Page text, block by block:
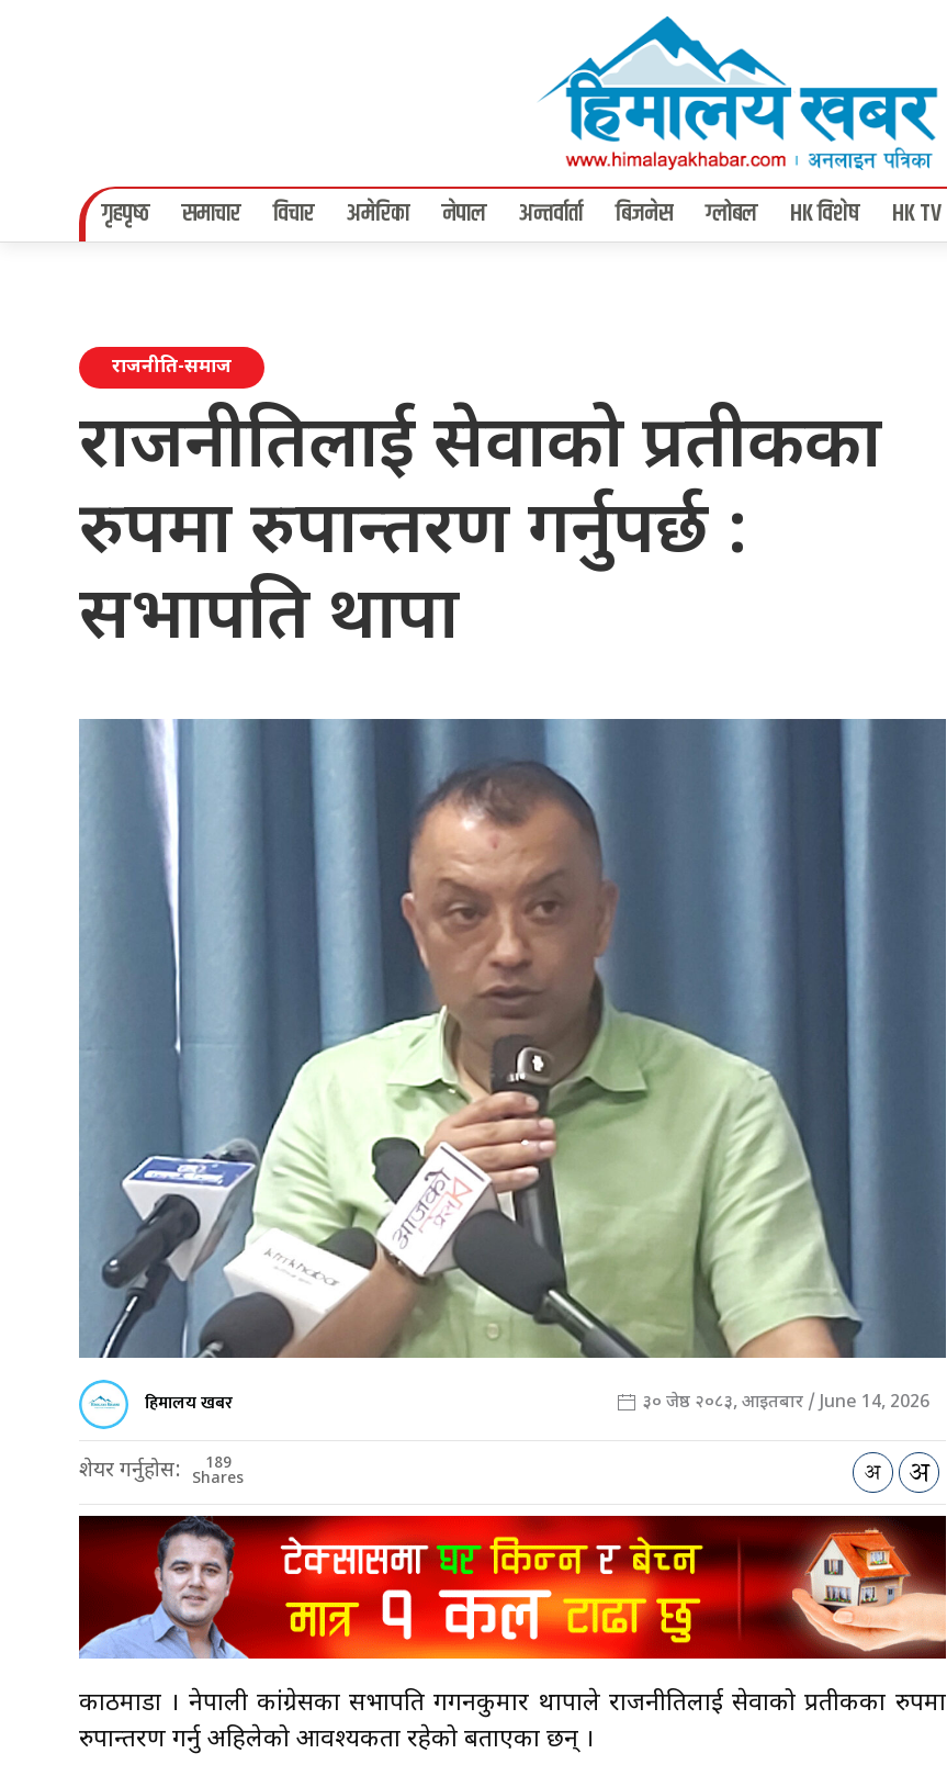
गृहपृष्‍ठ समाचार विचार अमेरिका नेपाल अन्तर्वार्ता बिजनेस ग्लोबल HK विशेष HK TV
राजनीति-समाज
राजनीतिलाई सेवाको प्रतीकका
रुपमा रुपान्तरण गर्नुपर्छ :
सभापति थापा
हिमालय खबर ३० जेष्ठ २०८३, आइतबार / June 14, 2026
शेयर गर्नुहोस: 189
Shares
काठमाडौँ । नेपाली कांग्रेसका सभापति गगनकुमार थापाले राजनीतिलाई सेवाको प्रतीकका रुपमा
रुपान्तरण गर्नु अहिलेको आवश्यकता रहेको बताएका छन् ।